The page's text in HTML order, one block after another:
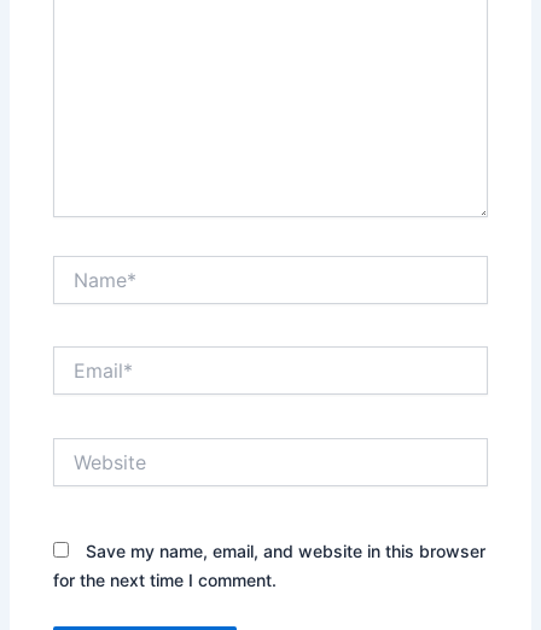
Save my name, email, and website in this browser
for the next time I comment.